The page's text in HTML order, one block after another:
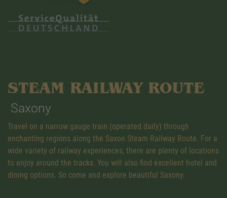
STEAM RAILWAY ROUTE
Saxony
Travel on a narrow gauge train (operated daily) through
enchanting regions along the Saxon Steam Railway Route. For a
wide variety of railway experiences, there are plenty of locations
to enjoy around the tracks. You will also find excellent hotel and
dining options. So come and explore beautiful Saxony.